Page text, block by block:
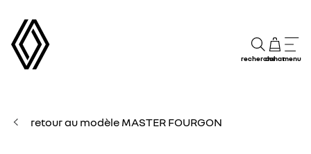
rechercheachatmenu
retour au modèle MASTER FOURGON